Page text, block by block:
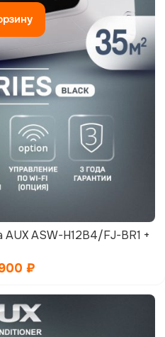
ASW-H12B4/FJ-BR1 +
₽